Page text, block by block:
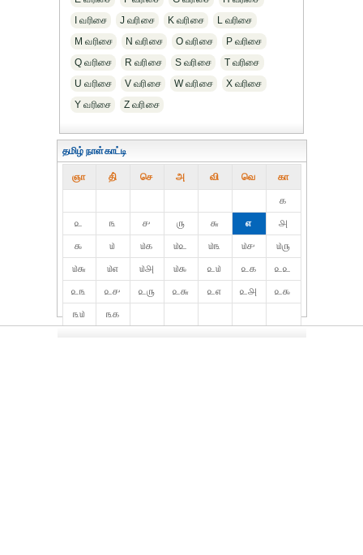
I வரிசை
J வரிசை K வரிசை
L வரிசை
M வரிசை
N வரிசை O வரிசை
P வரிசை
Q வரிசை
R வரிசை S வரிசை
T வரிசை
U வரிசை
V வரிசை W வரிசை
X வரிசை
Y வரிசை
Z வரிசை
தமிழ் நாள்காட்டி
ஞா தி் செ அ வி வெ கா
௧
௨
௩ ௪ ௫ ௬ ௭
௮
௯
௰ ௰௧ ௰௨ ௰௩ ௰௪
௰௫
௰௬
௰௭ ௰௮ ௰௯ ௨௰ ௨௧
௨௨
௨௩
௨௪ ௨௫ ௨௬ ௨௭ ௨௮
௨௯
௩௰
௩௧